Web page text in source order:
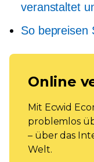
veranstaltet
So bepreisen
Online
Mit Ecwid
problemlos
– über das
Welt.